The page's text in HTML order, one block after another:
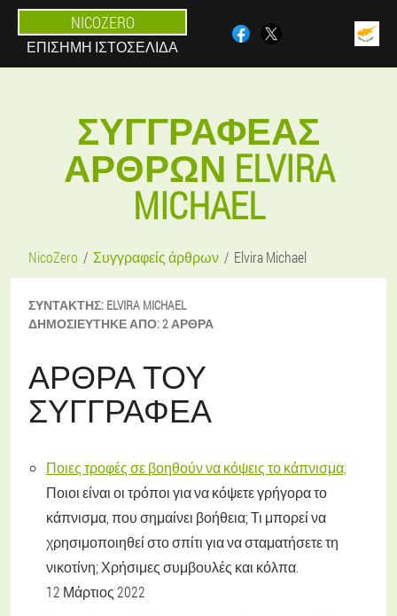
NICOZERO
ΕΠΊΣΗΜΗ ΙΣΤΟΣΕΛΊΔΑ
ΣΥΓΓΡΑΦΈΑΣ
ΆΡΘΡΩΝ ELVIRA
MICHAEL
NicoZero Συγγραφείς άρθρων Elvira Michael
ΣΥΝΤΆΚΤΗΣ: ELVIRA MICHAEL
ΔΗΜΟΣΙΕΎΤΗΚΕ ΑΠΌ:2 ΆΡΘΡΑ
ΆΡΘΡΑ ΤΟΥ
ΣΥΓΓΡΑΦΈΑ
Ποιες τροφές σε βοηθούν να κόψεις το κάπνισμα;
Ποιοι είναι οι τρόποι για να κόψετε γρήγορα το
κάπνισμα, που σημαίνει βοήθεια; Τι μπορεί να
χρησιμοποιηθεί στο σπίτι για να σταματήσετε τη
νικοτίνη; Χρήσιμες συμβουλές και κόλπα.
12 Μάρτιος 2022